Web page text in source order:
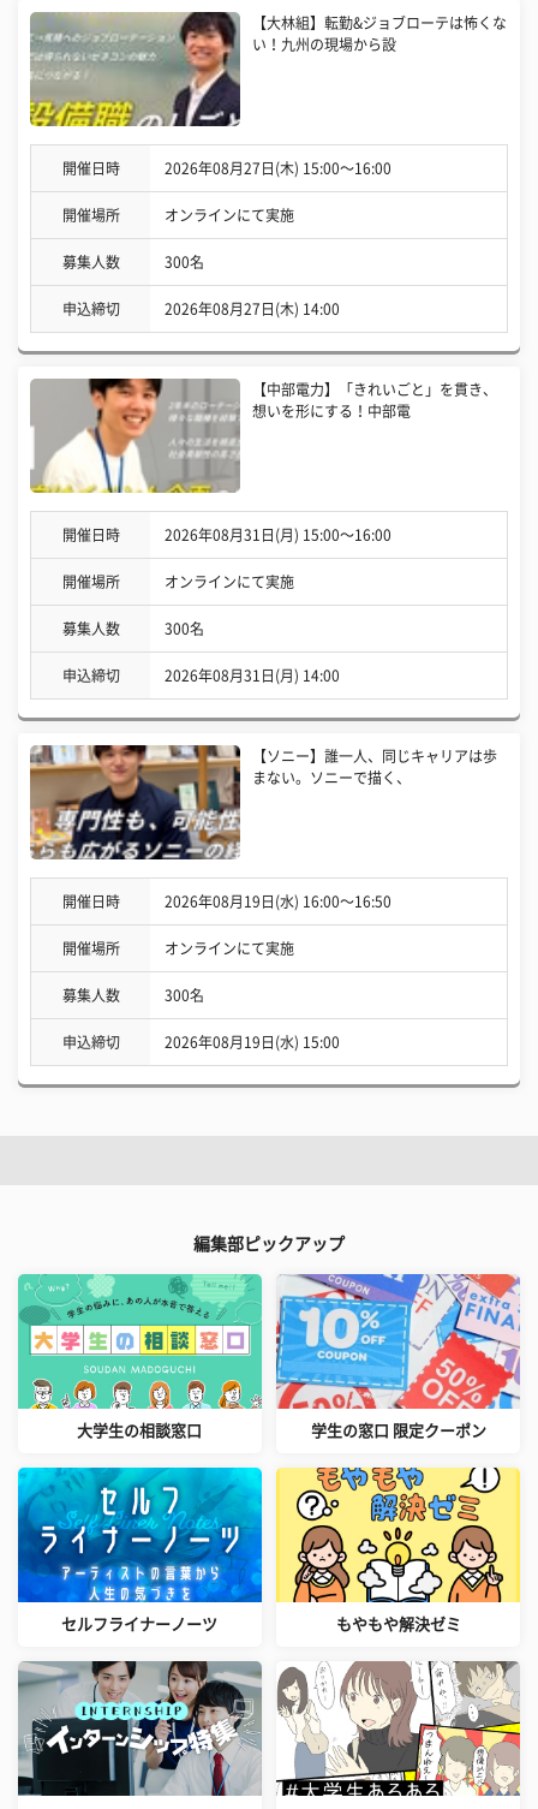
【大林組】転勤&ジョブローテは怖くな
い！九州の現場から設
開催日時 2026年08月27日(木) 15:00〜16:00
開催場所 オンラインにて実施
募集人数 300名
申込締切 2026年08月27日(木) 14:00
【中部電力】「きれいごと」を貫き、
想いを形にする！中部電
開催日時 2026年08月31日(月) 15:00〜16:00
開催場所 オンラインにて実施
募集人数 300名
申込締切 2026年08月31日(月) 14:00
【ソニー】誰一人、同じキャリアは歩
まない。ソニーで描く、
開催日時 2026年08月19日(水) 16:00〜16:50
開催場所 オンラインにて実施
募集人数 300名
申込締切 2026年08月19日(水) 15:00
編集部ピックアップ
大学生の相談窓口 学生の窓口 限定クーポン
セルフライナーノーツ もやもや解決ゼミ